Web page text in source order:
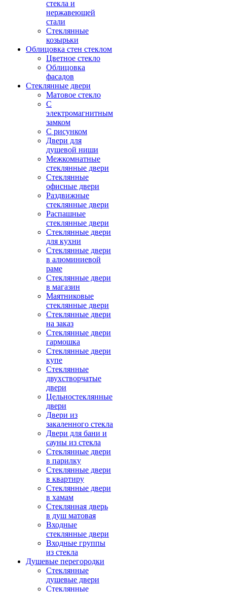
стекла и
нержавеющей
стали
Стеклянные
козырьки
Облицовка стен стеклом
Цветное стекло
Облицовка
фасадов
Стеклянные двери
Матовое стекло
С
электромагнитным
замком
С рисунком
Двери для
душевой ниши
Межкомнатные
стеклянные двери
Стеклянные
офисные двери
Раздвижные
стеклянные двери
Распашные
стеклянные двери
Стеклянные двери
для кухни
Стеклянные двери
в алюминиевой
раме
Стеклянные двери
в магазин
Маятниковые
стеклянные двери
Стеклянные двери
на заказ
Стеклянные двери
гармошка
Стеклянные двери
купе
Стеклянные
двухстворчатые
двери
Цельностеклянные
двери
Двери из
закаленного стекла
Двери для бани и
сауны из стекла
Стеклянные двери
в парилку
Стеклянные двери
в квартиру
Стеклянные двери
в хамам
Стеклянная дверь
в душ матовая
Входные
стеклянные двери
Входные группы
из стекла
Душевые перегородки
Стеклянные
душевые двери
Стеклянные